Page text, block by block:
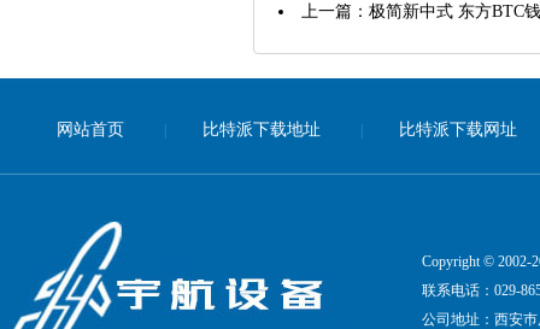
上一篇： 极简新中式 东方BTC
网站首页 | 比特派下载地址 | 比特派下载网址
Copyright © 2002-
联系电话：029-
公司地址：西安